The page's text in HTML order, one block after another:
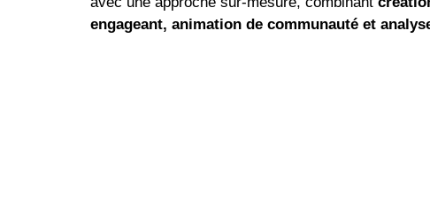
engageant, animation de communauté et